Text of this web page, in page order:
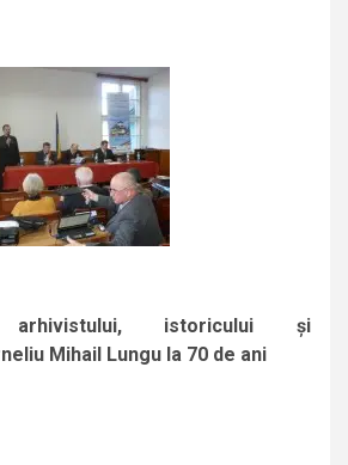
arhivistului, istoricului şi
Mihail Lungu la 70 de ani